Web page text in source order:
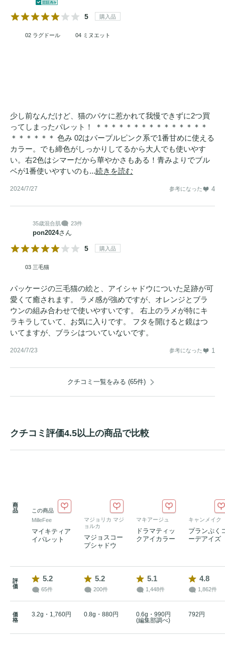
5 購入品
02 ラグドール 04 ミヌエット
少し前なんだけど、猫のパケに惹かれて我慢できずに2つ買
ってしまったパレット！ ＊＊＊＊＊＊＊＊＊＊＊＊＊＊＊
＊＊＊＊＊＊ 色み 02はパープルピンク系で1番甘めに使える
カラー。でも締色がしっかりしてるから大人でも使いやす
い。右2色はシマーだから華やかさもある！青みよりでブル
ベが1番使いやすいのも...続きを読む
2024/7/27 参考になった 4
35歳混合肌 23件
pon2024さん
5 購入品
03 三毛猫
パッケージの三毛猫の絵と、アイシャドウについた足跡が可
愛くて癒されます。 ラメ感が強めですが、オレンジとブラ
ウンの組み合わせで使いやすいです。 右上のラメが特にキ
ラキラしていて、お気に入りです。 フタを開けると鏡はつ
いてますが、ブラシはついていないです。
2024/7/23 参考になった 1
クチコミ一覧をみる (65件)
クチコミ評価4.5以上の商品で比較
商
品
この商品
MilleFee
マイキティア
イパレット
マジョリカ マジ
ョルカ
マジョスコー
プシャドウ
マキアージュ
ドラマティッ
クアイカラー
キャンメイク
プランぷく
ーデアイズ
評
価
5.2
65件
5.2
200件
5.1
1,448件
4.8
1,862件
価
格
3.2g・1,760円 0.8g・880円
0.6g・990円
(編集部調べ)
792円